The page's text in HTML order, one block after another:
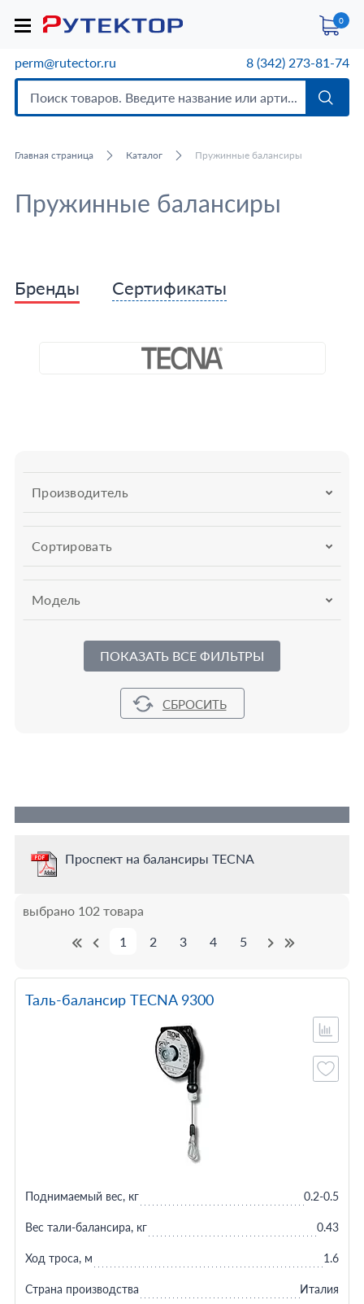
0
perm@rutector.ru 8 (342) 273-81-74
Главная страница Каталог Пружинные балансиры
Пружинные балансиры
Бренды Сертификаты
Сортировать
Производитель
Модель
ПОКАЗАТЬ ВСЕ ФИЛЬТРЫ
Проспект на балансиры TECNA
выбрано 102 товара
1
2 3 4 5
Таль-балансир TECNA 9300
Поднимаемый вес, кг 0.2-0.5
Вес тали-балансира, кг 0.43
Ход троса, м 1.6
Страна производства Италия